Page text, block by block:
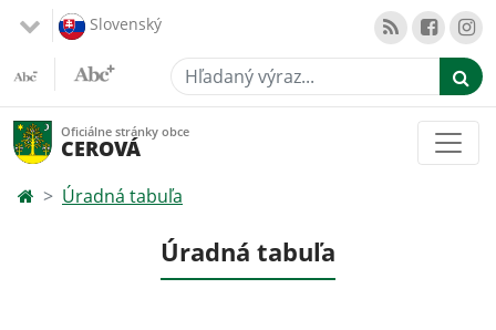
Slovenský
Hľadaný výraz...
Oficiálne stránky obce
CEROVÁ
Úradná tabuľa
Úradná tabuľa